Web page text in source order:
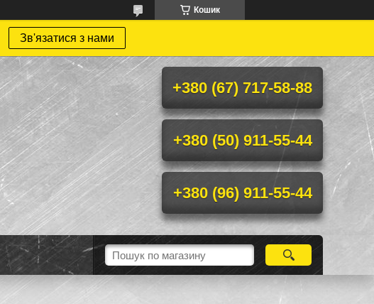
Кошик
Зв'язатися з нами
+380 (67) 717-58-88
+380 (50) 911-55-44
+380 (96) 911-55-44